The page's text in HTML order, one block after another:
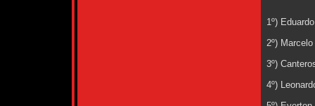
1º)
2º)
3º)
4º)